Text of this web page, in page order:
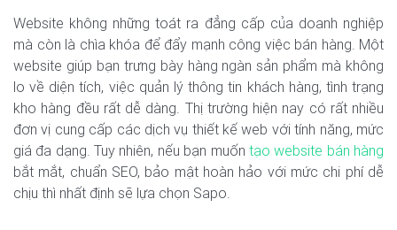
Website không những toát ra đẳng cấp của doanh nghiệp
mà còn là chìa khóa để đẩy mạnh công việc bán hàng. Một
website giúp bạn trưng bày hàng ngàn sản phẩm mà không
lo về diện tích, việc quản lý thông tin khách hàng, tình trạng
kho hàng đều rất dễ dàng. Thị trường hiện nay có rất nhiều
đơn vị cung cấp các dịch vụ thiết kế web với tính năng, mức
giá đa dạng. Tuy nhiên, nếu bạn muốn tạo website bán hàng
bắt mắt, chuẩn SEO, bảo mật hoàn hảo với mức chi phí dễ
chịu thì nhất định sẽ lựa chọn Sapo.